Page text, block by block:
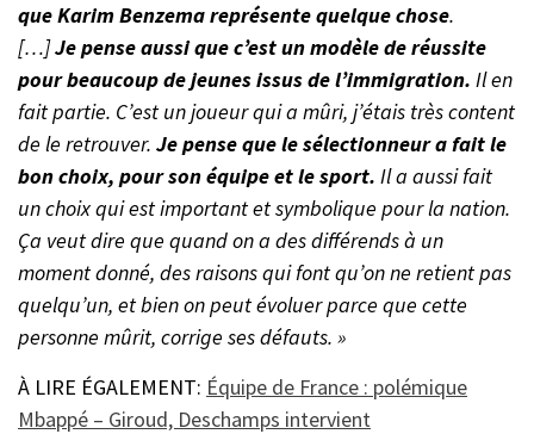
que Karim Benzema représente quelque chose.
[…]Je pense aussi que c’est un modèle de réussite
pour beaucoup de jeunes issus de l’immigration. Il en
fait partie. C’est un joueur qui a mûri, j’étais très content
de le retrouver. Je pense que le sélectionneur a fait le
bon choix, pour son équipe et le sport. Il a aussi fait
un choix qui est important et symbolique pour la nation.
Ça veut dire que quand on a des différends à un
moment donné, des raisons qui font qu’on ne retient pas
quelqu’un, et bien on peut évoluer parce que cette
personne mûrit, corrige ses défauts. »
À LIRE ÉGALEMENT: Équipe de France : polémique
Mbappé – Giroud, Deschamps intervient